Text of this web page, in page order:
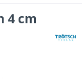
4 cm